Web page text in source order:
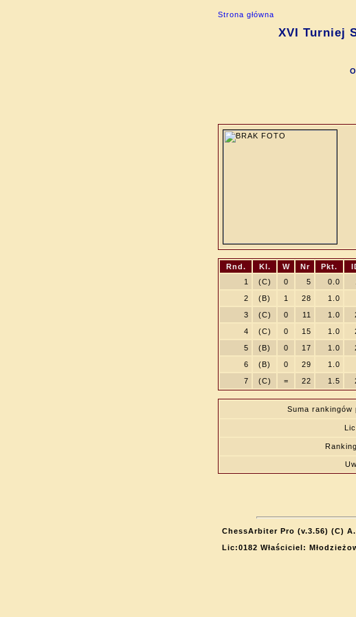
Strona główna
XVI Turniej
Rnd. Kl. W Nr Pkt.
1
(C) 0 5 0.0
2
(B) 1 28 1.0
3
(C) 0 11 1.0
4
(C) 0 15 1.0
5
(B) 0 17 1.0
6
(B) 0 29 1.0
7
(C) = 22 1.5
Suma rankingów
ChessArbiter Pro (v.3.56) (C)
Lic:0182 Właściciel: